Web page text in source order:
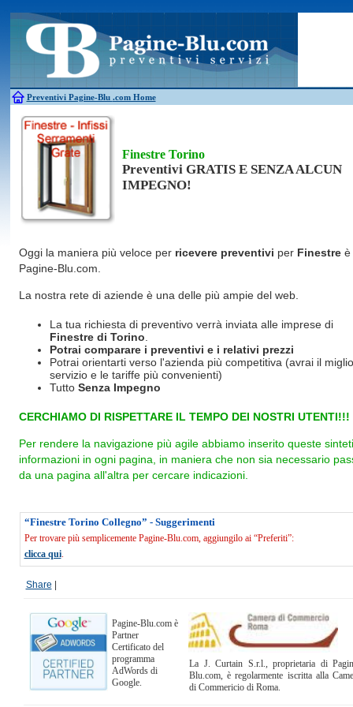
Preventivi Pagine-Blu .com Home
Antifurti
Allarme
Bagni chimici
Edilizia Giardinieri
Caldaie
Falegnami Idraulici
Canne fumarie
Parquet
Finestre Torino
Preventivi GRATIS E SENZA ALCUN
IMPEGNO!
Oggi la maniera più veloce per ricevere preventivi per Finestreè
Pagine-Blu.com.
La nostra rete di aziende è una delle più ampie del web.
La tua richiesta di preventivo verrà inviata alle imprese di
Finestre di Torino
Potrai comparare i preventivi e i relativi prezzi
Potrai orientarti verso l'azienda più competitiva (avrai il
servizio e le tariffe più convenienti)
Tutto Senza Impegno
CERCHIAMO DI RISPETTARE IL TEMPO DEI NOSTRI UTENTI!!!
Per rendere la navigazione più agile abbiamo inserito queste
informazioni in ogni pagina, in maniera che non sia necessario
da una pagina all'altra per cercare indicazioni.
“Finestre Torino Collegno” - Suggerimenti
Per trovare più semplicemente Pagine-Blu.com, aggiungilo ai “Preferiti”:
clicca qui.
Share
Pagine-Blu.com è
Partner
Certificato del
programma
AdWords di
Google.
La J. Curtain S.r.l., proprietaria di
Blu.com, è regolarmente iscritta alla
di Commericio di Roma.